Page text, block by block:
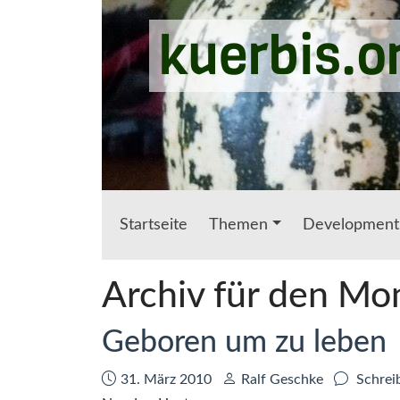
Zum Hauptinhalt springen
Startseite Themen Development
Archiv für den
Geboren um zu leben
Datum:
31. März 2010 Autor:
Ralf Geschke